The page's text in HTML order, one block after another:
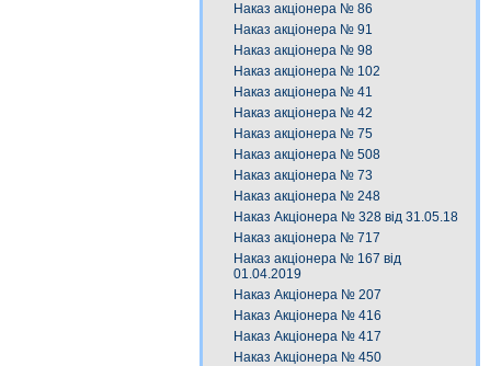
Наказ акціонера № 86
Наказ акціонера № 91
Наказ акціонера № 98
Наказ акціонера № 102
Наказ акціонера № 41
Наказ акціонера № 42
Наказ акціонера № 75
Наказ акціонера № 508
Наказ акціонера № 73
Наказ акціонера № 248
Наказ Акціонера № 328 від 31.05.18
Наказ акціонера № 717
Наказ акціонера № 167 від
01.04.2019
Наказ Акціонера № 207
Наказ Акціонера № 416
Наказ Акціонера № 417
Наказ Акціонера № 450